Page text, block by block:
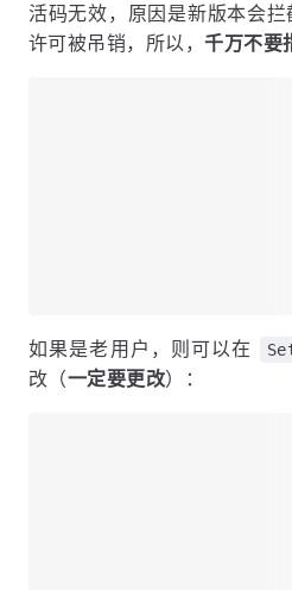
活码无效，原因是新版本会拦
许可被吊销，所以，千万不要
如果是老用户，则可以在
改（一定要更改）：